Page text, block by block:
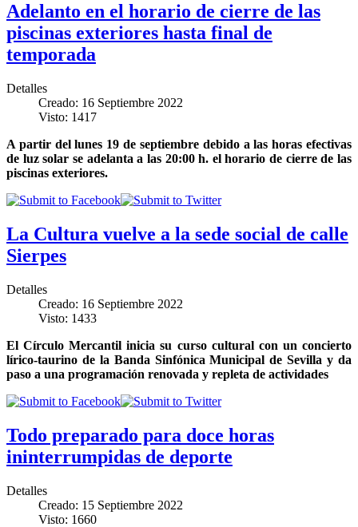
Adelanto en el horario de cierre de las
piscinas exteriores hasta final de
temporada
Detalles
Creado: 16 Septiembre 2022
Visto: 1417
A partir del lunes 19 de septiembre debido a las horas efectivas
de luz solar se adelanta a las 20:00 h. el horario de cierre de las
piscinas exteriores.
La Cultura vuelve a la sede social de calle
Sierpes
Detalles
Creado: 16 Septiembre 2022
Visto: 1433
El Círculo Mercantil inicia su curso cultural con un concierto
lírico-taurino de la Banda Sinfónica Municipal de Sevilla y da
paso a una programación renovada y repleta de actividades
Todo preparado para doce horas
ininterrumpidas de deporte
Detalles
Creado: 15 Septiembre 2022
Visto: 1660